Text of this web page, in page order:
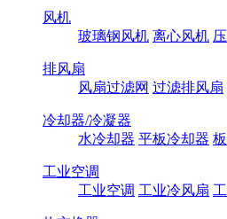
风机
玻璃钢风机 离心风机
排风扇
风扇过滤网 过滤排风扇
冷却器/冷凝器
水冷却器 平板冷却器
工业空调
工业空调 工业冷风扇